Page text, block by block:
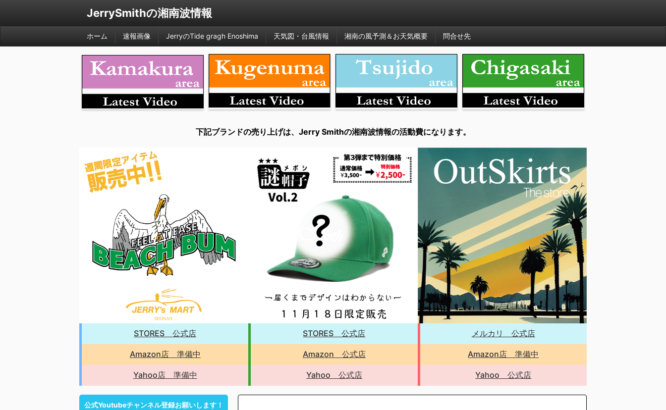
JerrySmithの湘南波情報
ホーム 速報画像 JerryのTide gragh Enoshima 天気図・台風情報 湘南の風予測＆お天気概要 問合せ先
下記ブランドの売り上げは、Jerry Smithの湘南波情報の活動費になります。
STORES 公式店
Amazon店 準備中
Yahoo店 準備中
STORES 公式店
Amazon 公式店
Yahoo 公式店
メルカリ 公式店
Amazon店 準備中
Yahoo 公式店
公式Youtubeチャンネル登録お願いします！